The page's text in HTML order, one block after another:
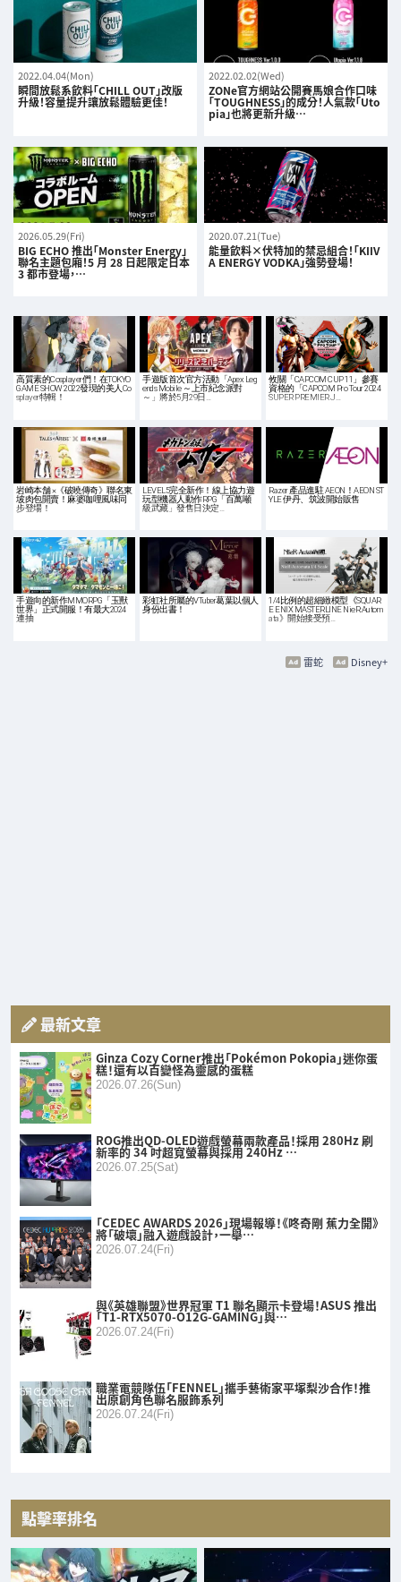
2022.04.04(Mon)
瞬間放鬆系飲料「CHILL OUT」改版
升級！容量提升讓放鬆體驗更佳！
2022.02.02(Wed)
ZONe官方網站公開賽馬娘合作口味
「TOUGHNESS」的成分！人氣款「Uto
pia」也將更新升級…
2026.05.29(Fri)
BIG ECHO 推出「Monster Energy」
聯名主題包廂！5 月 28 日起限定日本
3 都市登場，…
2020.07.21(Tue)
能量飲料×伏特加的禁忌組合！「KIIV
A ENERGY VODKA」強勢登場！
高質素的Cosplayer們！在TOKYO
GAME SHOW 2022發現的美人Co
splayer特輯！
手遊版首次官方活動「Apex Leg
ends Mobile ～上市紀念派對
～」將於5月29日…
攸關「CAPCOM CUP 11」參賽
資格的「CAPCOM Pro Tour 2024
SUPER PREMIER J…
岩崎本舗 ×《破曉傳奇》聯名東
坡肉包開賣！麻婆咖哩風味同
步登場！
LEVEL5完全新作！線上協力遊
玩型機器人動作RPG「百萬噸
級武藏」發售日決定…
Razer 產品進駐 AEON！AEON ST
YLE 伊丹、筑波開始販售
手遊向的新作MMORPG「玉獸
世界」正式開服！有最大2024
連抽
彩虹社所屬的VTuber葛葉以個人
身份出書！
1/4比例的超細緻模型《SQUAR
E ENIX MASTERLINE NieR:Autom
ata》開始接受預…
Disney+
雷蛇
最新文章
Ginza Cozy Corner推出「Pokémon Pokopia」迷你蛋
糕！還有以百變怪為靈感的蛋糕
2026.07.26(Sun)
ROG推出QD-OLED遊戲螢幕兩款產品！採用 280Hz 刷
新率的 34 吋超寬螢幕與採用 240Hz …
2026.07.25(Sat)
「CEDEC AWARDS 2026」現場報導！《咚奇剛 蕉力全開》
將「破壞」融入遊戲設計，一舉…
2026.07.24(Fri)
與《英雄聯盟》世界冠軍 T1 聯名顯示卡登場！ASUS 推出
「T1-RTX5070-O12G-GAMING」與…
2026.07.24(Fri)
職業電競隊伍「FENNEL」攜手藝術家平塚梨沙合作！推
出原創角色聯名服飾系列
2026.07.24(Fri)
點擊率排名